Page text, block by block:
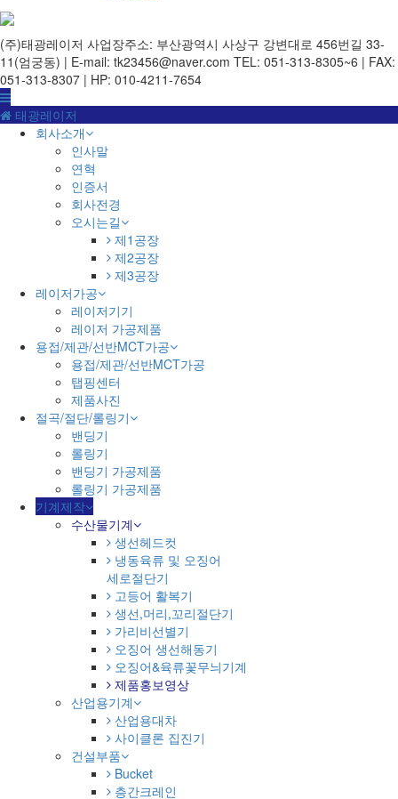
(주)태광레이저 사업장주소: 부산광역시 사상구 강변대로 456번길 33-
11(엄궁동) | E-mail: tk23456@naver.com TEL: 051-313-8305~6 | FAX:
051-313-8307 | HP: 010-4211-7654
태광레이저
회사소개
인사말
연혁
인증서
회사전경
오시는길
제1공장
제2공장
제3공장
레이저가공
레이저기기
레이저 가공제품
용접/제관/선반MCT가공
용접/제관/선반MCT가공
탭핑센터
제품사진
절곡/절단/롤링기
밴딩기
롤링기
밴딩기 가공제품
롤링기 가공제품
기계제작
수산물기계
생선헤드컷
냉동육류 및 오징어
세로절단기
고등어 활복기
생선,머리,꼬리절단기
가리비선별기
오징어 생선해동기
오징어&육류꽃무늬기계
제품홍보영상
산업용기계
산업용대차
사이클론 집진기
건설부품
Bucket
층간크레인